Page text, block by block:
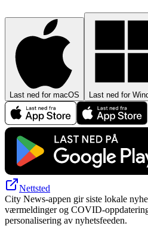
Last ned for macOS Last ned for
Nettsted
City News-appen gir siste lokale
værmeldinger og COVID-
personalisering av nyhetsfeeden.